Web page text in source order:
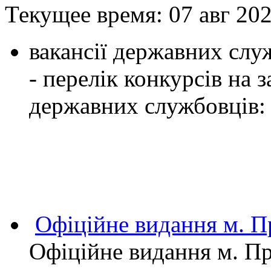
Текущее время: 07 авг
вакансії державних
- перелік конкурсів на
державних службовців:
Офіційне видання
Офіційне видання м.